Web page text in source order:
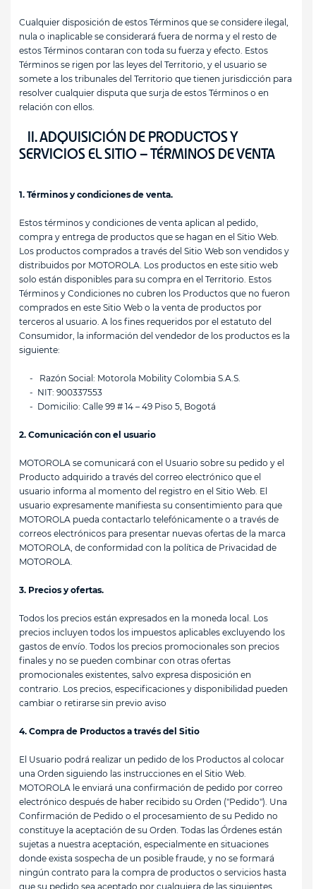
Cualquier disposición de estos Términos que se considere ilegal,
nula o inaplicable se considerará fuera de norma y el resto de
estos Términos contaran con toda su fuerza y efecto. Estos
Términos se rigen por las leyes del Territorio, y el usuario se
somete a los tribunales del Territorio que tienen jurisdicción para
resolver cualquier disputa que surja de estos Términos o en
relación con ellos.
II. ADQUISICIÓN DE PRODUCTOS Y
SERVICIOS EL SITIO – TÉRMINOS DE VENTA
1. Términos y condiciones de venta.
Estos términos y condiciones de venta aplican al pedido,
compra y entrega de productos que se hagan en el Sitio Web.
Los productos comprados a través del Sitio Web son vendidos y
distribuidos por MOTOROLA. Los productos en este sitio web
solo están disponibles para su compra en el Territorio. Estos
Términos y Condiciones no cubren los Productos que no fueron
comprados en este Sitio Web o la venta de productos por
terceros al usuario. A los fines requeridos por el estatuto del
Consumidor, la información del vendedor de los productos es la
siguiente:
- Razón Social: Motorola Mobility Colombia S.A.S.
- NIT: 900337553
- Domicilio: Calle 99 # 14 – 49 Piso 5, Bogotá
2. Comunicación con el usuario
MOTOROLA se comunicará con el Usuario sobre su pedido y el
Producto adquirido a través del correo electrónico que el
usuario informa al momento del registro en el Sitio Web. El
usuario expresamente manifiesta su consentimiento para que
MOTOROLA pueda contactarlo telefónicamente o a través de
correos electrónicos para presentar nuevas ofertas de la marca
MOTOROLA, de conformidad con la política de Privacidad de
MOTOROLA.
3. Precios y ofertas.
Todos los precios están expresados en la moneda local. Los
precios incluyen todos los impuestos aplicables excluyendo los
gastos de envío. Todos los precios promocionales son precios
finales y no se pueden combinar con otras ofertas
promocionales existentes, salvo expresa disposición en
contrario. Los precios, especificaciones y disponibilidad pueden
cambiar o retirarse sin previo aviso
4. Compra de Productos a través del Sitio
El Usuario podrá realizar un pedido de los Productos al colocar
una Orden siguiendo las instrucciones en el Sitio Web.
MOTOROLA le enviará una confirmación de pedido por correo
electrónico después de haber recibido su Orden ("Pedido"). Una
Confirmación de Pedido o el procesamiento de su Pedido no
constituye la aceptación de su Orden. Todas las Órdenes están
sujetas a nuestra aceptación, especialmente en situaciones
donde exista sospecha de un posible fraude, y no se formará
ningún contrato para la compra de productos o servicios hasta
que su pedido sea aceptado por cualquiera de las siguientes